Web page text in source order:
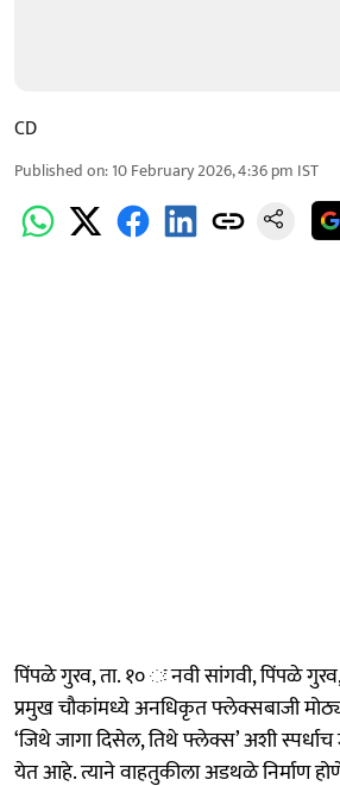
CD
Published on:10 February 2026, 4:36 pm IST
पिंपळे गुरव, ता. १० ः नवी सांगवी, पिंपळे
प्रमुख चौकांमध्ये अनधिकृत फ्लेक्सबाजी
‘जिथे जागा दिसेल, तिथे फ्लेक्स’ अशी
येत आहे. त्याने वाहतुकीला अडथळे निर्माण